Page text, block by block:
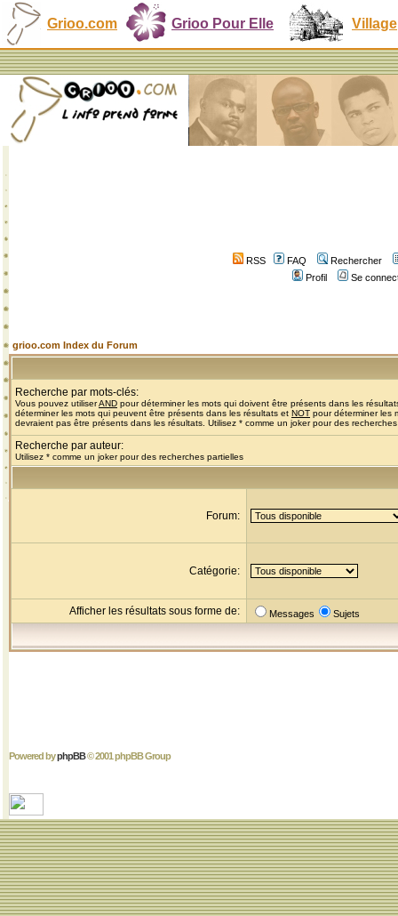
Grioo.com Grioo Pour Elle Village
RSS FAQ
Rechercher
Profil
Se
grioo.com Index du Forum
Recherche par mots-clés:
Vous pouvez utiliserAND pour déterminer les mots qui doivent être présents dans les
déterminer les mots qui peuvent être présents dans les résultats et NOT pour déterminer les
devraient pas être présents dans les résultats. Utilisez * comme un joker pour des
Recherche par auteur:
Utilisez * comme un joker pour des recherches partielles
Forum:
Catégorie:
Afficher les résultats sous forme de: Messages Sujets
Powered byphpBB© 2001 phpBB Group